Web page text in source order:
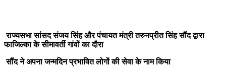
राज्यसभा सांसद संजय सिंह और पंचायत मंत्री तरुनप्रीत सिंह सौंद द्वारा
फाजिल्का के सीमावर्ती गांवों का दौरा
सौंद ने अपना जन्मदिन प्रभावित लोगों की सेवा के नाम किया